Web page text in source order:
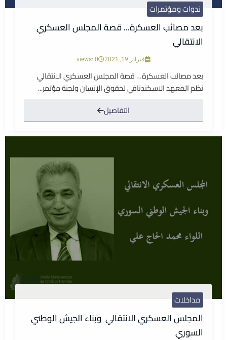
ندوات ومؤتمرات
بعد مصائب العسكرة... قصة المجلس العسكري
الانتقالي
فبراير 19, 2021 views: 0
بعد مصائب العسكرة… قصة المجلس العسكري الانتقالي
نظم المعهد الاسكندنافي لحقوق الإنسان ولجنة مؤتمر...
التفاصيل
مداخلات
المجلس العسكري الانتقالي وبناء الجيش الوطني
السوري